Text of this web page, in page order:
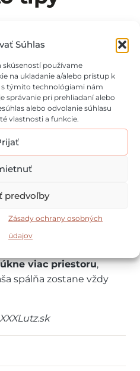
Súhlas
skúseností používame
na ukladanie a/alebo prístup k
s týmito technológiami nám
správanie pri prehliadaní alebo
alebo odvolanie súhlasu
vlastnosti a funkcie.
predvoľby
Zásady ochrany osobných
údajov
vyťažiť maximum,
poriadok a šikovné
sa zbavíte vecí, ktoré
čím uvoľníte
Využívajte aj
Pridajte napríklad
dvojité tyče alebo si
(multivešiaky). Tie
aj vertikálnej polohe,
priestoru, no udržia viac
na opasky, šatky,
organizéry, ktoré
viac priestoru,
spálňa zostane vždy
XXXLutz.sk